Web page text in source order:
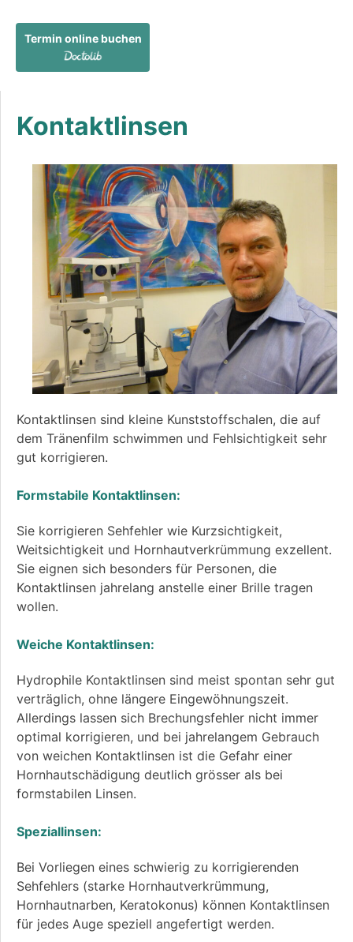
Termin online buchen
Kontaktlinsen
Kontaktlinsen sind kleine Kunststoffschalen, die auf
dem Tränenfilm schwimmen und Fehlsichtigkeit sehr
gut korrigieren.
Formstabile Kontaktlinsen:
Sie korrigieren Sehfehler wie Kurzsichtigkeit,
Weitsichtigkeit und Hornhautverkrümmung exzellent.
Sie eignen sich besonders für Personen, die
Kontaktlinsen jahrelang anstelle einer Brille tragen
wollen.
Weiche Kontaktlinsen:
Hydrophile Kontaktlinsen sind meist spontan sehr gut
verträglich, ohne längere Eingewöhnungszeit.
Allerdings lassen sich Brechungsfehler nicht immer
optimal korrigieren, und bei jahrelangem Gebrauch
von weichen Kontaktlinsen ist die Gefahr einer
Hornhautschädigung deutlich grösser als bei
formstabilen Linsen.
Speziallinsen:
Bei Vorliegen eines schwierig zu korrigierenden
Sehfehlers (starke Hornhautverkrümmung,
Hornhautnarben, Keratokonus) können Kontaktlinsen
für jedes Auge speziell angefertigt werden.